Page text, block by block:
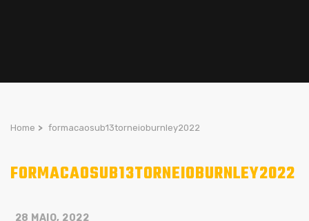
Home > formacaosub13torneioburnley2022
FORMACAOSUB13TORNEIOBURNLEY2022
28 MAIO, 2022